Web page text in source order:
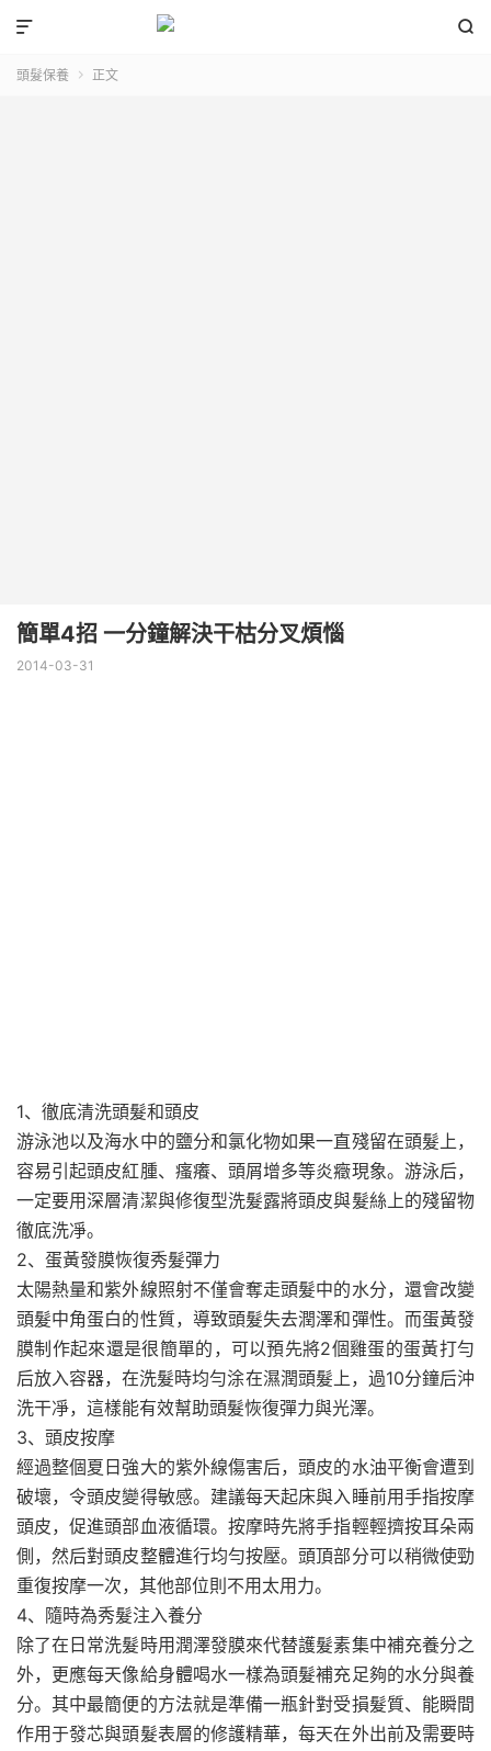


頭髮保養  正文
簡單4招 一分鐘解決干枯分叉煩惱
2014-03-31
1、徹底清洗頭髮和頭皮
游泳池以及海水中的鹽分和氯化物如果一直殘留在頭髮上，
容易引起頭皮紅腫、瘙癢、頭屑增多等炎癥現象。游泳后，
一定要用深層清潔與修復型洗髮露將頭皮與髮絲上的殘留物
徹底洗凈。
2、蛋黃發膜恢復秀髮彈力
太陽熱量和紫外線照射不僅會奪走頭髮中的水分，還會改變
頭髮中角蛋白的性質，導致頭髮失去潤澤和彈性。而蛋黃發
膜制作起來還是很簡單的，可以預先將2個雞蛋的蛋黃打勻
后放入容器，在洗髮時均勻涂在濕潤頭髮上，過10分鐘后沖
洗干凈，這樣能有效幫助頭髮恢復彈力與光澤。
3、頭皮按摩
經過整個夏日強大的紫外線傷害后，頭皮的水油平衡會遭到
破壞，令頭皮變得敏感。建議每天起床與入睡前用手指按摩
頭皮，促進頭部血液循環。按摩時先將手指輕輕擠按耳朵兩
側，然后對頭皮整體進行均勻按壓。頭頂部分可以稍微使勁
重復按摩一次，其他部位則不用太用力。
4、隨時為秀髮注入養分
除了在日常洗髮時用潤澤發膜來代替護髮素集中補充養分之
外，更應每天像給身體喝水一樣為頭髮補充足夠的水分與養
分。其中最簡便的方法就是準備一瓶針對受損髮質、能瞬間
作用于發芯與頭髮表層的修護精華，每天在外出前及需要時